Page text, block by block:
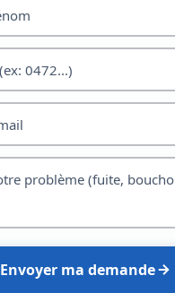
Envoyer ma demande